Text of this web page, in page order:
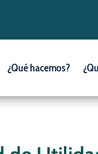
¿Qué hacemos?